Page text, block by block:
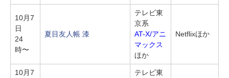
10月7
日
24
時〜
夏目友人帳 漆
テレビ東
京系
AT-X/アニ
マックス
ほか
Netflixほか
10月7
テレビ東